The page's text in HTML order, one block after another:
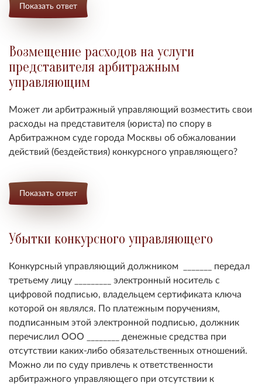
Показать ответ
Возмещение расходов на услуги
представителя арбитражным
управляющим
Может ли арбитражный управляющий возместить свои
расходы на представителя (юриста) по спору в
Арбитражном суде города Москвы об обжаловании
действий (бездействия) конкурсного управляющего?
Показать ответ
Убытки конкурсного управляющего
Конкурсный управляющий должником _______ передал
третьему лицу _________ электронный носитель с
цифровой подписью, владельцем сертификата ключа
которой он являлся. По платежным поручениям,
подписанным этой электронной подписью, должник
перечислил ООО ________ денежные средства при
отсутствии каких-либо обязательственных отношений.
Можно ли по суду привлечь к ответственности
арбитражного управляющего при отсутствии к